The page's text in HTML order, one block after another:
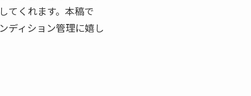
てくれます。本稿で
ディション管理に嬉し